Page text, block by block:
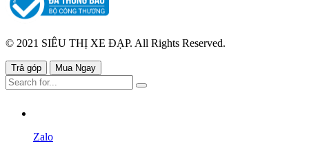
© 2021 SIÊU THỊ XE ĐẠP. All Rights Reserved.
Trả góp Mua Ngay
Zalo